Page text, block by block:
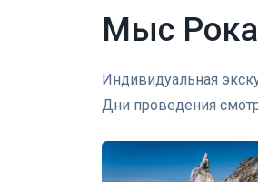
Мыс
Индивидуальная
Дни проведения